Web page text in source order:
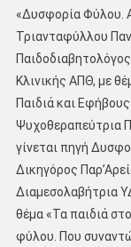
«Δυσφορία Φύλου.
Τριανταφύλλου
Κλινικής ΑΠΘ, με
Παιδιά και
Ψυχοθεραπεύτρια
γίνεται πηγή
Δικηγόρος
Διαμεσολαβήτρια
θέμα «Τα παιδιά
φύλου. Που